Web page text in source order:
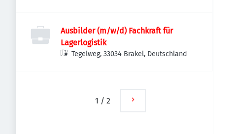
Ausbilder (m/w/d) Fachkraft für
Lagerlogistik
Tegelweg, 33034 Brakel, Deutschland
1 / 2